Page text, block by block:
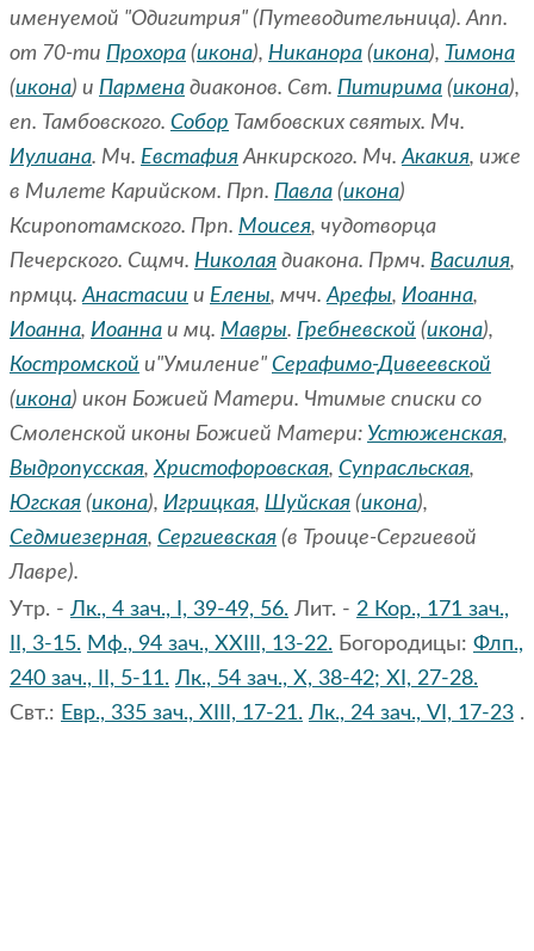
именуемой "Одигитрия" (Путеводительница). Апп.
от 70-ти Прохора (икона), Никанора (икона), Тимона
(икона) и Пармена диаконов. Свт. Питирима (икона),
еп. Тамбовского. Собор Тамбовских святых. Мч.
Иулиана. Мч. ЕвстафияАнкирского. Мч.Акакия, иже
в Милете Карийском. Прп. Павла (икона)
Ксиропотамского. Прп. Моисея, чудотворца
Печерского. Сщмч. Николая диакона. Прмч. Василия,
прмцц.Анастасии и Елены, мчч.Арефы, Иоанна,
Иоанна, Иоанна и мц. Мавры. Гребневской (икона),
Костромской и"Умиление" Серафимо-Дивеевской
(икона) икон Божией Матери. Чтимые списки со
Смоленской иконы Божией Матери: Устюженская,
Выдропусская,Христофоровская, Супрасльская,
Югская (икона), Игрицкая, Шуйская (икона),
Седмиезерная, Сергиевская (в Троице-Сергиевой
Лавре).
Утр. - Лк., 4 зач., I, 39-49, 56. Лит. - 2 Кор., 171 зач.,
II, 3-15. Мф., 94 зач., XXIII, 13-22. Богородицы: Флп.,
240 зач., II, 5-11. Лк., 54 зач., X, 38-42; XI, 27-28.
Свт.: Евр., 335 зач., XIII, 17-21. Лк., 24 зач., VI, 17-23 .